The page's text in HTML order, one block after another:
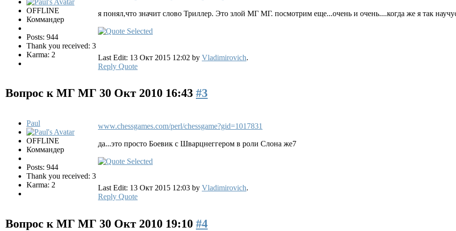
OFFLINE
Коммандер
Posts: 944
Thank you received: 3
Karma: 2
я понял,что значит слово Триллер. Это злой МГ МГ. посмотрим еще...очень и очень....когда же я так
Last Edit: 13 Окт 2015 12:02 by Vladimirovich.
Reply Quote
Вопрос к МГ МГ 30 Окт 2010 16:43 #3
Paul
OFFLINE
Коммандер
Posts: 944
Thank you received: 3
Karma: 2
www.chessgames.com/perl/chessgame?gid=1017831
да...это просто Боевик с Шварцнеггером в роли Слона же7
Last Edit: 13 Окт 2015 12:03 by Vladimirovich.
Reply Quote
Вопрос к МГ МГ 30 Окт 2010 19:10 #4